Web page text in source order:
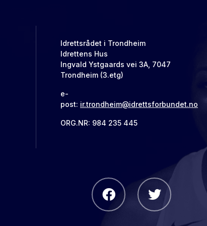
Idrettsrådet i Trondheim
Idrettens Hus
Ingvald Ystgaards vei 3A, 7047
Trondheim (3.etg)
e-
post: ir.trondheim@idrettsforbundet.no
ORG.NR: 984 235 445